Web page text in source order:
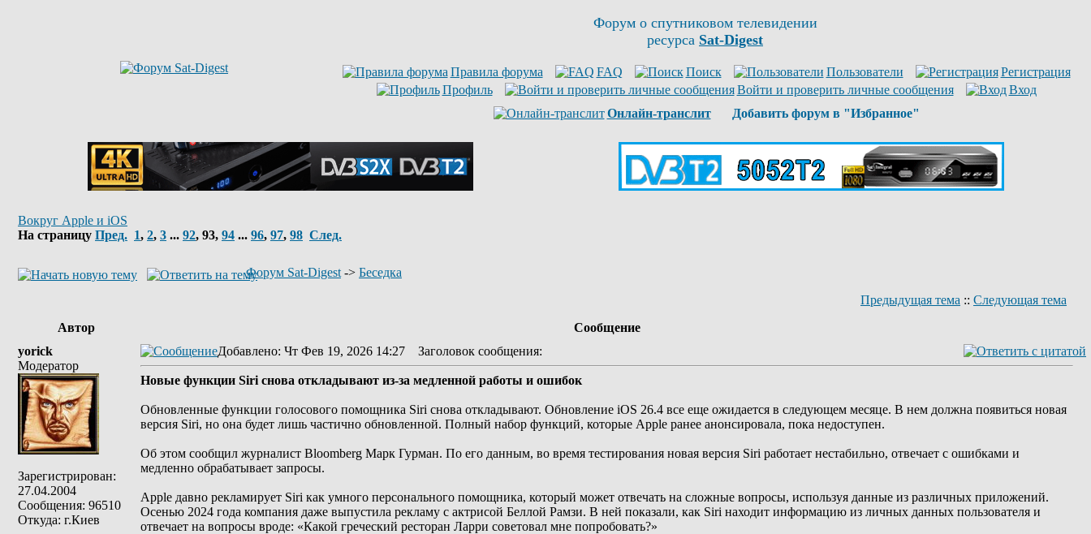
Форум о спутниковом телевидении
ресурса Sat-Digest
Правила форума FAQ Поиск Пользователи
Регистрация
Профиль
Войти и проверить личные сообщения
Вход
Онлайн-транслит
Добавить форум в "Избранное"
Вокруг Apple и iOS
На страницу Пред. 1, 2, 3 ... 92, 93, 94 ... 96, 97, 98 След.
Форум Sat-Digest -> Беседка
Предыдущая тема :: Следующая тема
Автор
Сообщение
yorick
Модератор
Зарегистрирован:
27.04.2004
Сообщения: 96510
Откуда: г.Киев
Добавлено: Чт Фев 19, 2026 14:27 Заголовок сообщения:
Новые функции Siri снова откладывают из-за медленной работы и ошибок
Обновленные функции голосового помощника Siri снова откладывают. Обновление iOS 26.4 все еще ожидается в следующем месяце. В нем должна появиться новая
версия Siri, но она будет лишь частично обновленной. Полный набор функций, которые Apple ранее анонсировала, пока недоступен.
Об этом сообщил журналист Bloomberg Марк Гурман. По его данным, во время тестирования новая версия Siri работает нестабильно, отвечает с ошибками и
медленно обрабатывает запросы.
Apple давно рекламирует Siri как умного персонального помощника, который может отвечать на сложные вопросы, используя данные из различных приложений.
Осенью 2024 года компания даже выпустила рекламу с актрисой Беллой Рамзи. В ней показали, как Siri находит информацию из личных данных пользователя и
отвечает на вопросы вроде: «Какой греческий ресторан Ларри советовал мне попробовать?»